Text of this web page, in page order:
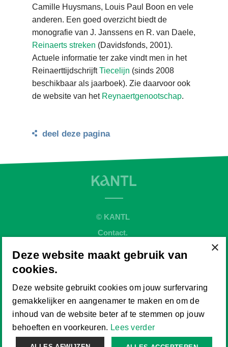
Camille Huysmans, Louis Paul Boon en vele
anderen. Een goed overzicht biedt de
monografie van J. Janssens en R. van Daele,
Reinaerts streken (Davidsfonds, 2001).
Actuele informatie ter zake vindt men in het
ReinaerttijdschrijftTiecelijn (sinds 2008
beschikbaar als jaarboek). Zie daarvoor ook
de website van het Reynaertgenootschap.
deel deze pagina
© KANTL
Contact.
Sitemap.
Disclaimer.
Cookiebeleid.
Website by
×
Deze website maakt gebruik van
cookies.
Deze website gebruikt cookies om jouw surfervaring
gemakkelijker en aangenamer te maken en om de
inhoud van de website beter af te stemmen op jouw
behoeften en voorkeuren. Lees verder